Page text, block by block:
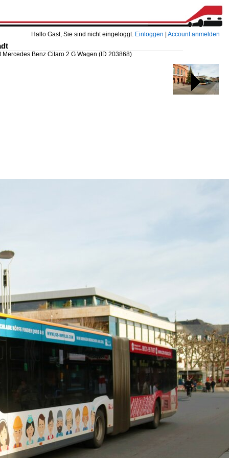
Hallo Gast, Sie sind nicht eingeloggt. Einloggen Account anmelden
Benz Citaro 2 G Wagen (ID 203868)